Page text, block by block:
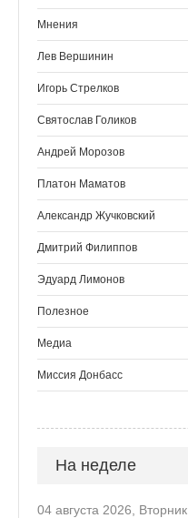
Мнения
Лев Вершинин
Игорь Стрелков
Святослав Голиков
Андрей Морозов
Платон Маматов
Александр Жучковский
Дмитрий Филиппов
Эдуард Лимонов
Полезное
Медиа
Миссия Донбасс
На неделе
04 августа 2026, Вторник